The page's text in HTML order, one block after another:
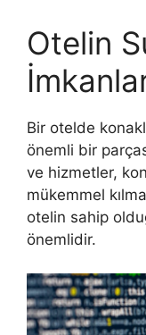
Otelin
Bir otelde
önemli bir
ve hizmetler,
mükemmel
otelin sahip
önemlidir.